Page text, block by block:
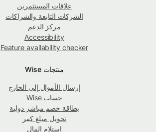
علاقات المستثمرين
الشركات التابعة والشراكات
مركز الدعم
Accessibility
Feature availability checker
منتجات Wise
إرسال الأموال إلى الخارج
حساب Wise
بطاقة خصم مباشر دولية
تحويل مبلغ كبير
استلام المال